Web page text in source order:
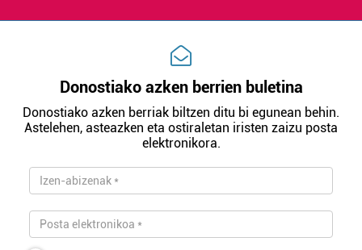
Donostiako azken berrien buletina
Donostiako azken berriak biltzen ditu bi egunean behin.
Astelehen, asteazken eta ostiraletan iristen zaizu posta
elektronikora.